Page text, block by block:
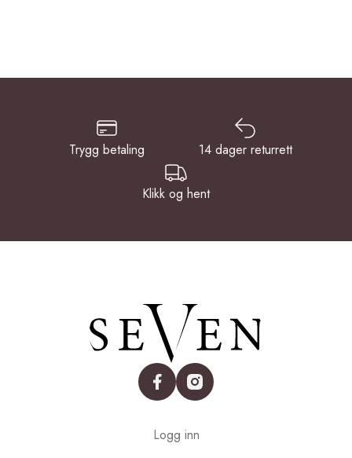
Trygg betaling 14 dager returrett
Klikk og hent
facebookinstagram
Logg inn